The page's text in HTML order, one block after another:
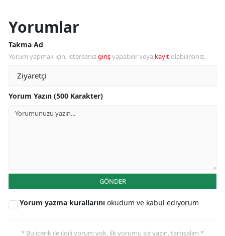
Yorumlar
Takma Ad
Yorum yapmak için, istersenizgirişyapabilir veya kayıt olabilirsiniz.
Yorum Yazın (500 Karakter)
GÖNDER
Yorum yazma kurallarını okudum ve kabul ediyorum
* Bu içerik ile ilgili yorum yok, ilk yorumu siz yazın, tartışalım *